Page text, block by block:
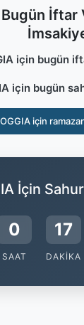
Bugün İftar
için bugün
için bugün
için
İçin
0
SAAT
17
DAKIKA